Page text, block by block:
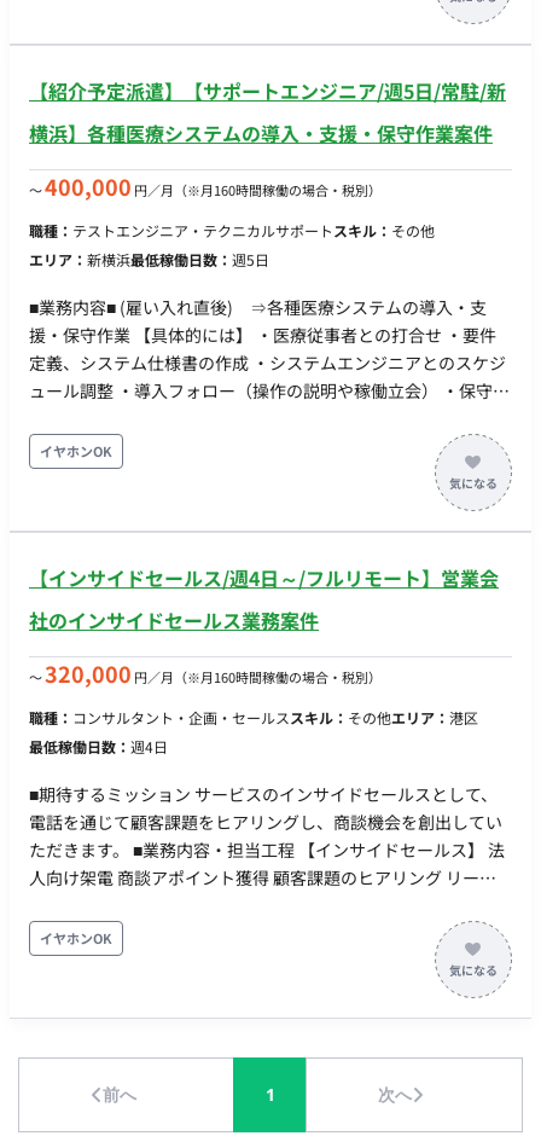
ら相談可能） ・リモート稼働：可能 ・フレックス稼働：可能
【紹介予定派遣】【サポートエンジニア/週5日/常駐/新
横浜】各種医療システムの導入・支援・保守作業案件
〜400,000 円／月 （※月160時間稼働の場合・税別）
職種： テストエンジニア・テクニカルサポートスキル： その他
エリア： 新横浜最低稼働日数： 週5日
■業務内容■ (雇い入れ直後) ⇒各種医療システムの導入・支
援・保守作業 【具体的には】 ・医療従事者との打合せ ・要件
定義、システム仕様書の作成 ・システムエンジニアとのスケジ
ュール調整 ・導入フォロー（操作の説明や稼働立会） ・保守サ
み取った新サービスの企画 （入社後は社内で２週間研修を行
い、その後先輩に同行して現場にてOJTで業務を学んで頂きま
態：正社員（または契約社員、臨時社員 ※いずれも正社員への
（土日）、祝日、年末年始休暇、夏季休暇 ※上記以外：有給休
暇（初年度10日）、アニバーサリー休暇、永年勤続休暇、慶弔
後の通院休暇、育児休業、介護休業 (年間休日120日以上) リモ
どを取り入れ） 転籍・出向：確認中 勤務地(雇入直後) 新横浜
オフィス ☆勤務地(変更の範囲) 会社の定める場所 稼動時間：
収：300～700万円 ■賃金形態：月給制 ■派遣期間時時給：現在
の年収考慮 ■月額：現在の年収考慮 ■年収：現在の年収考慮 キ
ャリア・スキル・希望を考慮の上決定 時間超過分は別途支給
（時間外手当あり） 昇給：年1回 賞与：年2回（6月・12月） 加
入保険：社会保険完備（健康保険、厚生年金保険、雇用保険、
労災保険） 受動喫煙対策：あり ■福利厚生・待遇 ・通勤手当
当（２万円～１１万５千円／月） ・地域手当（２万円～２万６
千円／月、北海道以外の勤務者） ・退職金制度（入社３年以上
イヤホンOK
【インサイドセールス/週4日～/フルリモート】営業会
社のインサイドセールス業務案件
〜320,000 円／月 （※月160時間稼働の場合・税別）
職種： コンサルタント・企画・セールススキル： その他エリア： 港区
最低稼働日数： 週4日
■期待するミッション サービスのインサイドセールスとして、
電話を通じて顧客課題をヒアリングし、商談機会を創出してい
ただきます。 ■業務内容・担当工程 【インサイドセールス】 法
人向け架電 商談アポイント獲得 顧客課題のヒアリング リード
リモート稼働：フルリモート フレックス稼働：応相談 契約期
イヤホンOK
前へ 1 次へ